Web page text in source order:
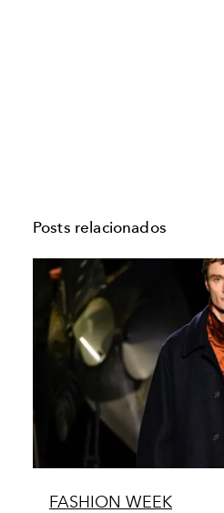
Posts relacionados
FASHION WEEK